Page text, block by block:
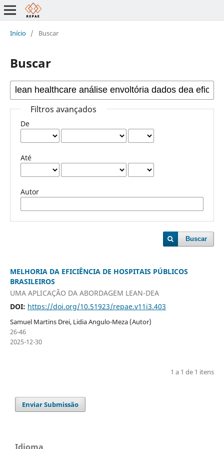
Início / Buscar
Buscar
Filtros avançados
De
Até
Autor
Buscar
MELHORIA DA EFICIÊNCIA DE HOSPITAIS PÚBLICOS
BRASILEIROS
UMA APLICAÇÃO DA ABORDAGEM LEAN-DEA
DOI: https://doi.org/10.51923/repae.v11i3.403
Samuel Martins Drei, Lidia Angulo-Meza (Autor)
26-46
2025-12-30
1 a 1 de 1 itens
Enviar Submissão